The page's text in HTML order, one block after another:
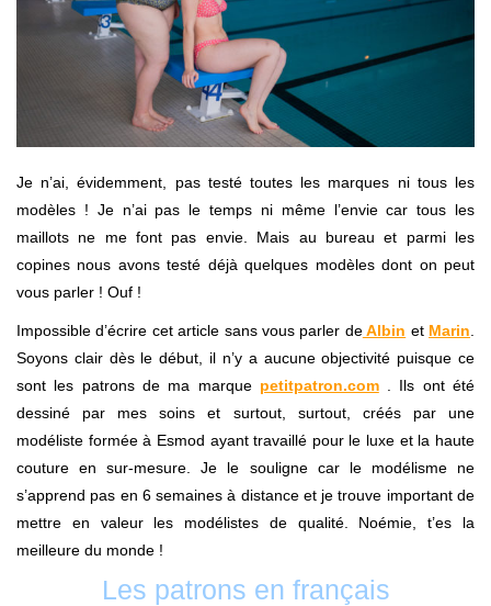
Je n’ai, évidemment, pas testé toutes les marques ni tous les
modèles ! Je n’ai pas le temps ni même l’envie car tous les
maillots ne me font pas envie. Mais au bureau et parmi les
copines nous avons testé déjà quelques modèles dont on peut
vous parler ! Ouf !
Impossible d’écrire cet article sans vous parler deAlbin et Marin
Soyons clair dès le début, il n’y a aucune objectivité puisque ce
sont les patrons de ma marque petitpatron.com. Ils ont été
dessiné par mes soins et surtout, surtout, créés par une
modéliste formée à Esmod ayant travaillé pour le luxe et la haute
couture en sur-mesure. Je le souligne car le modélisme ne
s’apprend pas en 6 semaines à distance et je trouve important de
mettre en valeur les modélistes de qualité. Noémie, t’es la
meilleure du monde !
Les patrons en français